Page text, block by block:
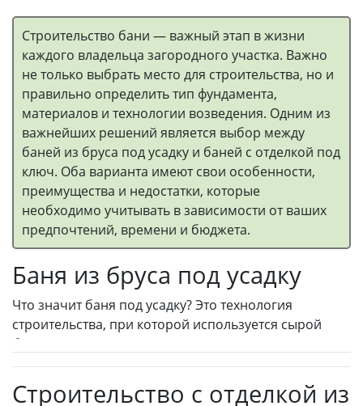
Строительство бани — важный этап в жизни
каждого владельца загородного участка. Важно
не только выбрать место для строительства, но и
правильно определить тип фундамента,
материалов и технологии возведения. Одним из
важнейших решений является выбор между
баней из бруса под усадку и баней с отделкой под
ключ. Оба варианта имеют свои особенности,
преимущества и недостатки, которые
необходимо учитывать в зависимости от ваших
предпочтений, времени и бюджета.
Баня из бруса под усадку
Что значит баня под усадку? Это технология
строительства, при которой используется сырой
брус, который со временем усаживается, то есть,
происходит естественное уменьшение объема
древесины. Этот процесс занимает некоторое
время, от нескольких месяцев до года. Важно
Строительство с отделкой из